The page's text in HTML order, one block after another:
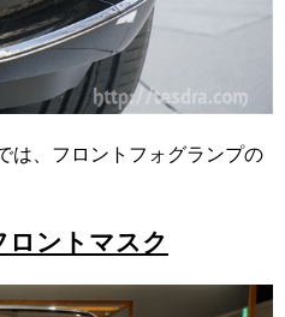
は、フロントフォグランプの
ロントマスク